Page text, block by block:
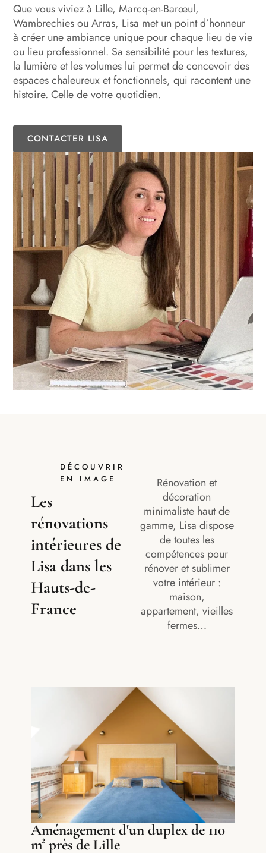
Que vous viviez à Lille, Marcq-en-Barœul,
Wambrechies ou Arras, Lisa met un point d’honneur
à créer une ambiance unique pour chaque lieu de vie
ou lieu professionnel. Sa sensibilité pour les textures,
la lumière et les volumes lui permet de concevoir des
espaces chaleureux et fonctionnels, qui racontent une
histoire. Celle de votre quotidien.
CONTACTER LISA
DÉCOUVRIR
EN IMAGE
Les
rénovations
intérieures de
Lisa dans les
Hauts-de-
France
Rénovation et
décoration
minimaliste haut de
gamme, Lisa dispose
de toutes les
compétences pour
rénover et sublimer
votre intérieur :
maison,
appartement, vieilles
fermes…
Aménagement d'un duplex de 110
m² près de Lille